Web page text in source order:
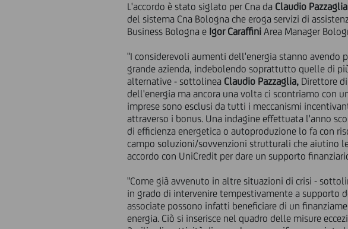
L'accordo è stato siglato per Cna da Claudio Pazzaglia
del sistema Cna Bologna che eroga servizi di
Business Bologna e Igor Caraffini Area Manager
"I considerevoli aumenti dell'energia stanno
grande azienda, indebolendo soprattutto quelle di
alternative - sottolinea Claudio Pazzaglia, Direttore
dell'energia ma ancora una volta ci scontriamo con
imprese sono esclusi da tutti i meccanismi
attraverso i bonus. Una indagine effettuata l'anno
di efficienza energetica o autoproduzione lo fa con
campo soluzioni/sovvenzioni strutturali che aiutino
accordo con UniCredit per dare un supporto
"Come già avvenuto in altre situazioni di crisi -
in grado di intervenire tempestivamente a supporto
associate possono infatti beneficiare di un
energia. Ciò si inserisce nel quadro delle misure